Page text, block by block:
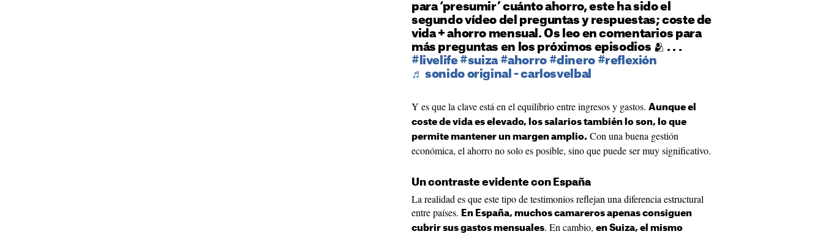
para ‘presumir’ cuánto ahorro, este ha sido el
segundo vídeo del preguntas y respuestas; coste de
vida + ahorro mensual. Os leo en comentarios para
más preguntas en los próximos episodios 🫂 . . .
#livelife #suiza #ahorro #dinero #reflexión
♬ sonido original - carlosvelbal
Y es que la clave está en el equilibrio entre ingresos y gastos. Aunque el
coste de vida es elevado, los salarios también lo son, lo que
permite mantener un margen amplio. Con una buena gestión
económica, el ahorro no solo es posible, sino que puede ser muy significativo.
Un contraste evidente con España
La realidad es que este tipo de testimonios reflejan una diferencia estructural
entre países. En España, muchos camareros apenas consiguen
cubrir sus gastos mensuales. En cambio, en Suiza, el mismo